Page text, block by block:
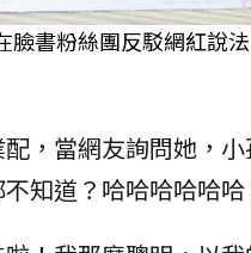
書粉絲團反駁網紅說
，當網友詢問她，
知道？哈哈哈哈哈哈